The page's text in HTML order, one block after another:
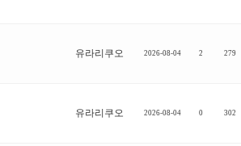
유라리쿠오 2026-08-04 2 279
유라리쿠오 2026-08-04 0 302